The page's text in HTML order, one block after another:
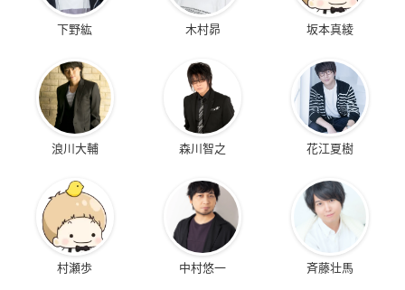
下野紘 木村昴 坂本真綾
浪川大輔 森川智之 花江夏樹
村瀬歩 中村悠一 斉藤壮馬